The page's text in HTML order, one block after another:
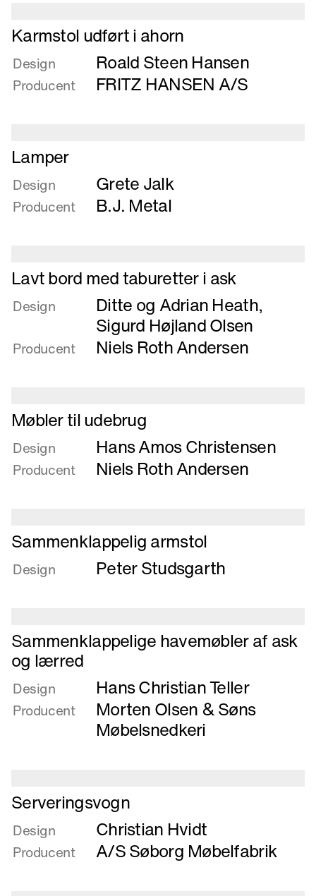
Læs
mere
om
Karmstol
udført
Karmstol udført i ahorn
Design Roald Steen Hansen
Producent FRITZ HANSEN A/S
Læs
mere
om
Lamper
Lamper
Design Grete Jalk
Producent B.J. Metal
Læs
mere
om
med
Lavt bord med taburetter i ask
Design Ditte og Adrian Heath,
Sigurd Højland Olsen
Producent Niels Roth Andersen
Læs
mere
om
Møbler
til
Møbler til udebrug
Design Hans Amos Christensen
Producent Niels Roth Andersen
Læs
mere
om
Sammenklappelig armstol
Design Peter Studsgarth
Læs
mere
om
Sammenklappelige
havemøbler
af
Sammenklappelige havemøbler af ask
og lærred
Design Hans Christian Teller
Producent
Morten Olsen & Søns
Møbelsnedkeri
Læs
mere
om
Serveringsvogn
Serveringsvogn
Design Christian Hvidt
Producent A/S Søborg Møbelfabrik